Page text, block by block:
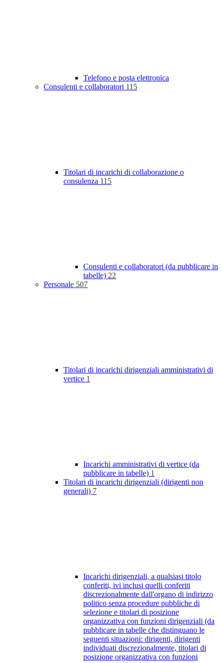
Telefono e posta elettronica
Consulenti e collaboratori 115
Titolari di incarichi di collaborazione o
consulenza 115
Consulenti e collaboratori (da pubblicare in
tabelle) 22
Personale 507
Titolari di incarichi dirigenziali amministrativi di
vertice 1
Incarichi amministrativi di vertice (da
pubblicare in tabelle) 1
Titolari di incarichi dirigenziali (dirigenti non
generali) 7
Incarichi dirigenziali, a qualsiasi titolo
conferiti, ivi inclusi quelli conferiti
discrezionalmente dall'organo di indirizzo
politico senza procedure pubbliche di
selezione e titolari di posizione
organizzativa con funzioni dirigenziali (da
pubblicare in tabelle che distinguano le
seguenti situazioni: dirigenti, dirigenti
individuati discrezionalmente, titolari di
posizione organizzativa con funzioni